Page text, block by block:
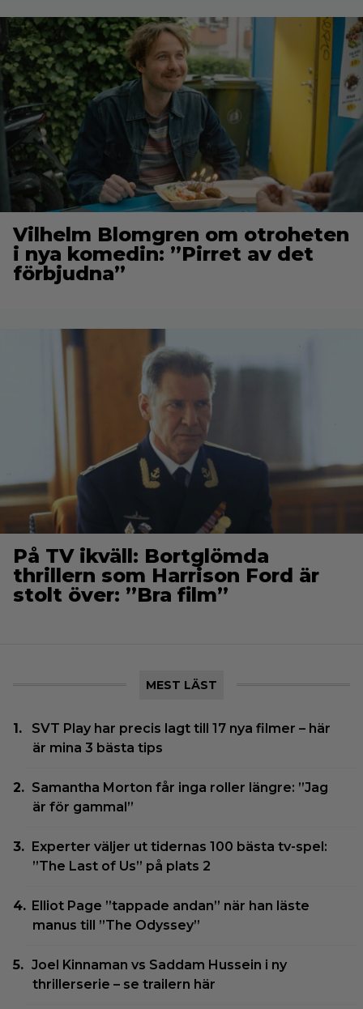
Vilhelm Blomgren om otroheten
i nya komedin: ”Pirret av det
förbjudna”
På TV ikväll: Bortglömda
thrillern som Harrison Ford är
stolt över: ”Bra film”
MEST LÄST
SVT Play har precis lagt till 17 nya filmer – här
är mina 3 bästa tips
Samantha Morton får inga roller längre: ”Jag
är för gammal”
Experter väljer ut tidernas 100 bästa tv-spel:
”The Last of Us” på plats 2
Elliot Page ”tappade andan” när han läste
manus till ”The Odyssey”
Joel Kinnaman vs Saddam Hussein i ny
thrillerserie – se trailern här